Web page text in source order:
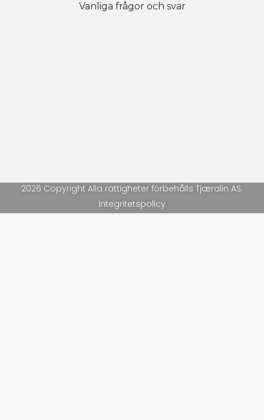
Vanliga frågor och svar
2026 Copyright Alla rättigheter förbehålls Tjæralin AS.
Integritetspolicy